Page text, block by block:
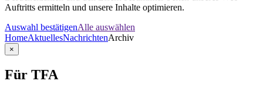
Auftritts ermitteln und unsere Inhalte optimieren.
Auswahl bestätigenAlle auswählen
HomeAktuellesNachrichtenArchiv
×
Für TFA